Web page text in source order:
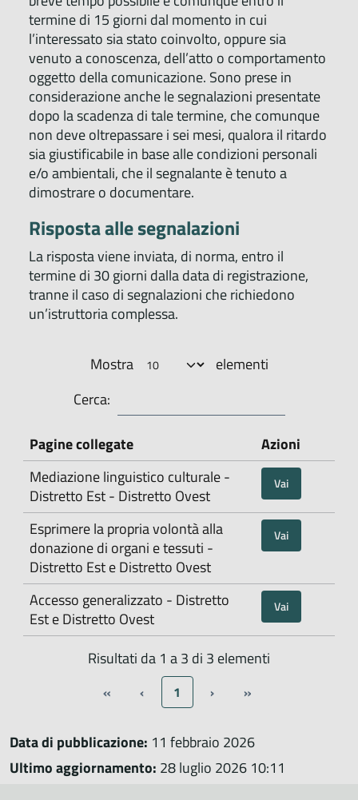
termine di 15 giorni dal momento in cui
l’interessato sia stato coinvolto, oppure sia
venuto a conoscenza, dell’atto o comportamento
oggetto della comunicazione. Sono prese in
considerazione anche le segnalazioni presentate
dopo la scadenza di tale termine, che comunque
non deve oltrepassare i sei mesi, qualora il ritardo
sia giustificabile in base alle condizioni personali
e/o ambientali, che il segnalante è tenuto a
dimostrare o documentare.
Risposta alle segnalazioni
La risposta viene inviata, di norma, entro il
termine di 30 giorni dalla data di registrazione,
tranne il caso di segnalazioni che richiedono
un’istruttoria complessa.
Mostra
elementi
Cerca:
Pagine collegate
Azioni
Mediazione linguistico culturale -
Distretto Est - Distretto Ovest
Vai
Esprimere la propria volontà alla
donazione di organi e tessuti -
Distretto Est e Distretto Ovest
Vai
Accesso generalizzato - Distretto
Est e Distretto Ovest
Vai
Risultati da 1 a 3 di 3 elementi
« ‹ 1 › »
Data di pubblicazione: 11 febbraio 2026
Ultimo aggiornamento: 28 luglio 2026 10:11